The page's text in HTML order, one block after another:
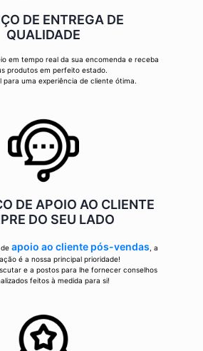
DE ENTREGA DE
QUALIDADE
em tempo real da sua encomenda e receba
produtos em perfeito estado.
para uma experiência de cliente ótima.
DE APOIO AO CLIENTE
DO SEU LADO
apoio ao cliente pós-vendas , a
é a nossa principal prioridade!
e a postos para lhe fornecer conselhos
feitos à medida para si!